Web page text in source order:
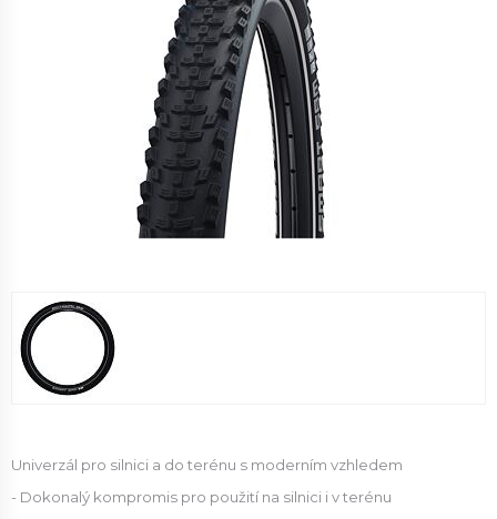
Univerzál pro silnici a do terénu s moderním vzhledem
- Dokonalý kompromis pro použití na silnici i v terénu